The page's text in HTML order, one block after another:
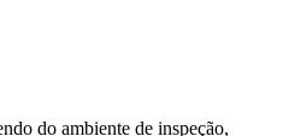
do ambiente de inspeção,